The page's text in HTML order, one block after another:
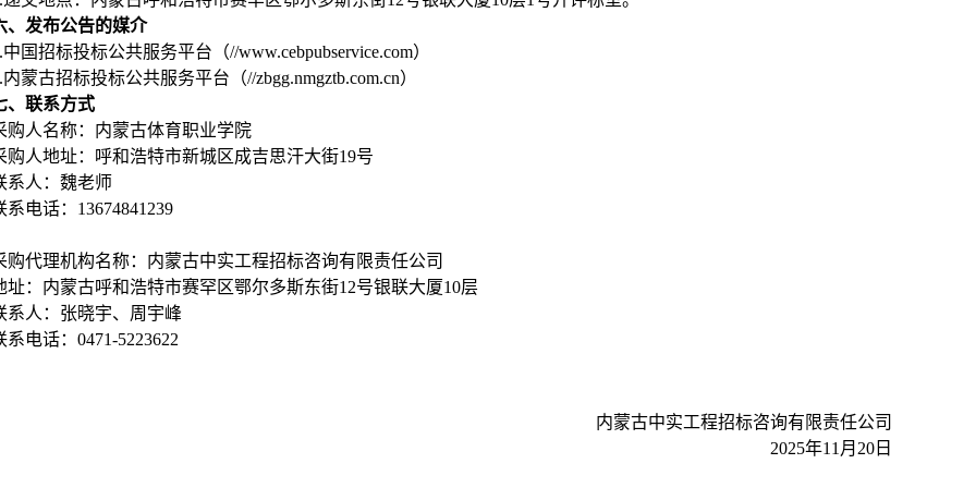
、发布公告的媒介
中国招标投标公共服务平台（//www.cebpubservice.com）
内蒙古招标投标公共服务平台（//zbgg.nmgztb.com.cn）
、联系方式
购人名称：内蒙古体育职业学院
购人地址：呼和浩特市新城区成吉思汗大街19号
系人：魏老师
系电话：13674841239
购代理机构名称：内蒙古中实工程招标咨询有限责任公司
址：内蒙古呼和浩特市赛罕区鄂尔多斯东街12号银联大厦10层
系人：张晓宇、周宇峰
系电话：0471-5223622
内蒙古中实工程招标咨询有限责任公司
2025年11月20日